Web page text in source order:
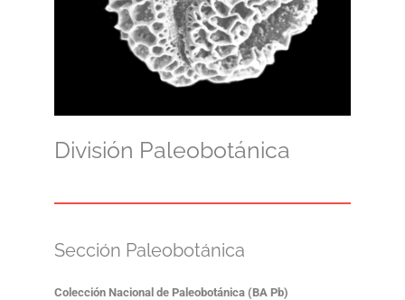
División Paleobotánica
Sección Paleobotánica
Colección Nacional de Paleobotánica (BA Pb)